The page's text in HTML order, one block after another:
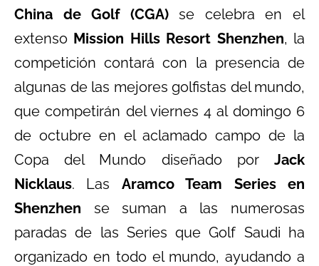
China de Golf (CGA)se celebra en el
extenso Mission Hills Resort Shenzhen, la
competición contará con la presencia de
algunas de las mejores golfistas del mundo,
que competirán del viernes 4 al domingo 6
de octubre en el aclamado campo de la
Copa del Mundo diseñado por Jack
Nicklaus. Las Aramco Team Series en
Shenzhen se suman a las numerosas
paradas de las Series que Golf Saudi ha
organizado en todo el mundo, ayudando a